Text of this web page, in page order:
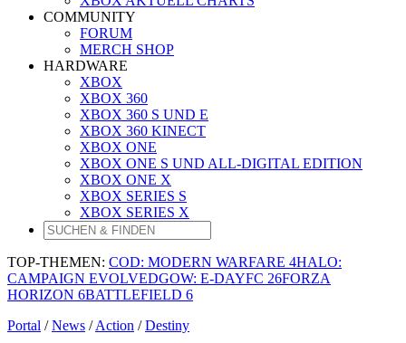
COMMUNITY
FORUM
MERCH SHOP
HARDWARE
XBOX
XBOX 360
XBOX 360 S UND E
XBOX 360 KINECT
XBOX ONE
XBOX ONE S UND ALL-DIGITAL EDITION
XBOX ONE X
XBOX SERIES S
XBOX SERIES X
TOP-THEMEN: COD: MODERN WARFARE 4HALO:
CAMPAIGN EVOLVEDGOW: E-DAYFC 26FORZA
HORIZON 6BATTLEFIELD 6
Portal /News /Action /Destiny